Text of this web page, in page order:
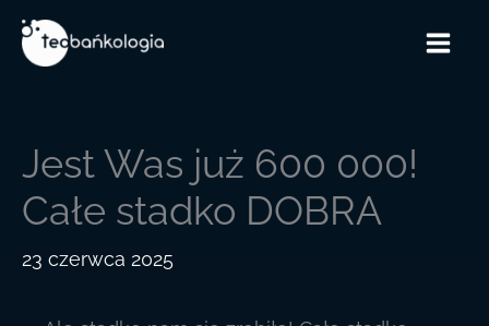
do
treści
Jest Was już 600 000!
Całe stadko DOBRA
23 czerwca 2025